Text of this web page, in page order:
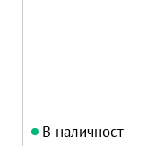
В наличност